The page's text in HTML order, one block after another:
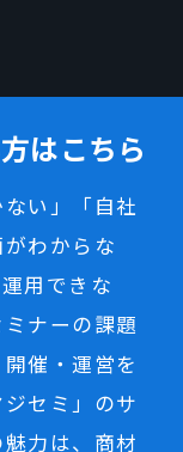
はこちら
い」「自社
わからな
用できな
ナーの課題
催・運営を
セミ」のサ
力は、商材